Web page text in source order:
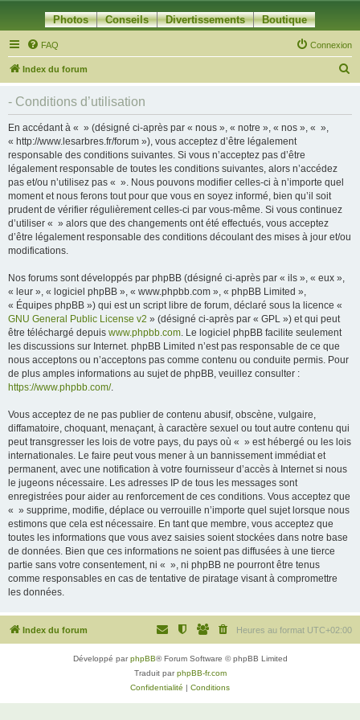
Photos Conseils Divertissements Boutique
FAQ Connexion
Index du forum
- Conditions d’utilisation
En accédant à « » (désigné ci-après par « nous », « notre », « nos », « »,
« http://www.lesarbres.fr/forum »), vous acceptez d’être légalement
responsable des conditions suivantes. Si vous n’acceptez pas d’être
légalement responsable de toutes les conditions suivantes, alors n’accédez
pas et/ou n’utilisez pas « ». Nous pouvons modifier celles-ci à n’importe quel
moment et nous ferons tout pour que vous en soyez informé, bien qu’il soit
prudent de vérifier régulièrement celles-ci par vous-même. Si vous continuez
d’utiliser « » alors que des changements ont été effectués, vous acceptez
d’être légalement responsable des conditions découlant des mises à jour et/ou
modifications.
Nos forums sont développés par phpBB (désigné ci-après par « ils », « eux »,
« leur », « logiciel phpBB », « www.phpbb.com », « phpBB Limited »,
« Équipes phpBB ») qui est un script libre de forum, déclaré sous la licence «
GNU General Public License v2 » (désigné ci-après par « GPL ») et qui peut
être téléchargé depuis www.phpbb.com. Le logiciel phpBB facilite seulement
les discussions sur Internet. phpBB Limited n’est pas responsable de ce que
nous acceptons ou n’acceptons pas comme contenu ou conduite permis. Pour
de plus amples informations au sujet de phpBB, veuillez consulter :
https://www.phpbb.com/.
Vous acceptez de ne pas publier de contenu abusif, obscène, vulgaire,
diffamatoire, choquant, menaçant, à caractère sexuel ou tout autre contenu qui
peut transgresser les lois de votre pays, du pays où « » est hébergé ou les lois
internationales. Le faire peut vous mener à un bannissement immédiat et
permanent, avec une notification à votre fournisseur d’accès à Internet si nous
le jugeons nécessaire. Les adresses IP de tous les messages sont
enregistrées pour aider au renforcement de ces conditions. Vous acceptez que
« » supprime, modifie, déplace ou verrouille n’importe quel sujet lorsque nous
estimons que cela est nécessaire. En tant que membre, vous acceptez que
toutes les informations que vous avez saisies soient stockées dans notre base
de données. Bien que ces informations ne soient pas diffusées à une tierce
partie sans votre consentement, ni « », ni phpBB ne pourront être tenus
comme responsables en cas de tentative de piratage visant à compromettre
les données.
Index du forum Heures au format UTC+02:00
Développé parphpBB® Forum Software © phpBB Limited
Traduit parphpBB-fr.com
Confidentialité | Conditions